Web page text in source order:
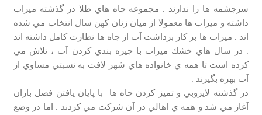
سرچشمه ها را ندارند . مجموعه چاه هاي طلا در گذشته ميراب
داشته و ميراب ها معمولا از ميان زنان كهن سال انتخاب مي شده
اند . ميراب ها بر كار برداشت آب از چاه ها نظارت كامل داشته اند
. در سال هاي خشك میراب با جيره بندي كردن آب ، تلاش مي
كرده است تا همه ي خانواده هاي شهر لافت به نسبتي مساوي از
آب بهره بگيرند .
در گذشته لايروبي و تميز كردن چاه ها با پايان يافتن فصل باران
آغاز مي شد و همه ي اهالي در آن شركت مي كردند . اما در وضع